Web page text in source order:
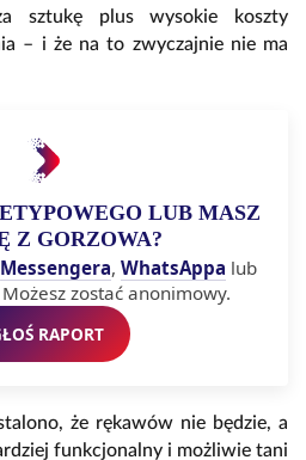
sztukę plus wysokie koszty
– i że na to zwyczajnie nie ma
LUB MASZ
Z GORZOWA?
Messengera, WhatsAppa lub
zostać anonimowy.
RAPORT
że rękawów nie będzie, a
funkcjonalny i możliwie tani